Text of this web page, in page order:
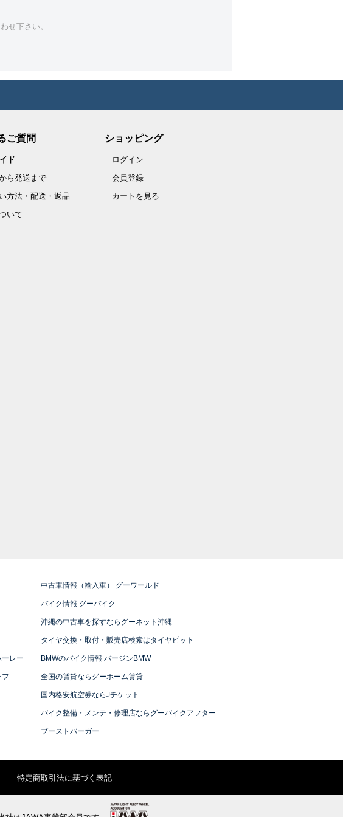
せ下さい。
ご質問
ド
ら発送まで
方法・配送・返品
いて
ショッピング
ログイン
会員登録
カートを見る
中古車情報（輸入車） グーワールド
バイク情報 グーバイク
沖縄の中古車を探すならグーネット沖縄
タイヤ交換・取付・販売店検索はタイヤピット
レー BMWのバイク情報 バージンBMW
フ 全国の賃貸ならグーホーム賃貸
国内格安航空券ならJチケット
バイク整備・メンテ・修理店ならグーバイクアフター
ブーストバーガー
特定商取引法に基づく表記